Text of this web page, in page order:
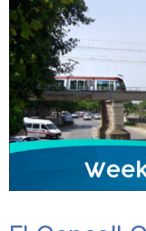
a
g
o